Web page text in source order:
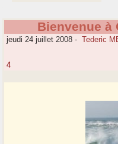
Bienvenue à
jeudi 24 juillet 2008 - Tederic
4